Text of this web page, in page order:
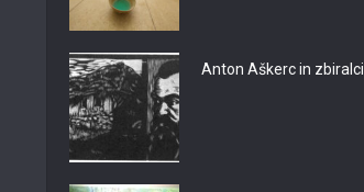
Anton Aškerc in zbiralci